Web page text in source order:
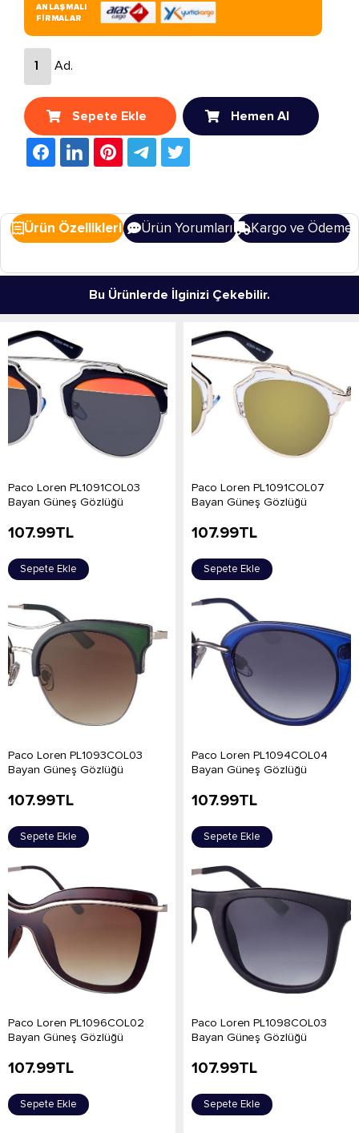
ANLAŞMALI
FİRMALAR
Ad.
Sepete Ekle Hemen Al
Ürün Özellikleri Ürün Yorumları Kargo ve Ödeme
Bu Ürünlerde İlginizi Çekebilir.
Paco Loren PL1091COL03
Bayan Güneş Gözlüğü
107.99TL
Sepete Ekle
Paco Loren PL1091COL07
Bayan Güneş Gözlüğü
107.99TL
Sepete Ekle
Paco Loren PL1093COL03
Bayan Güneş Gözlüğü
107.99TL
Sepete Ekle
Paco Loren PL1094COL04
Bayan Güneş Gözlüğü
107.99TL
Sepete Ekle
Paco Loren PL1096COL02
Bayan Güneş Gözlüğü
107.99TL
Sepete Ekle
Paco Loren PL1098COL03
Bayan Güneş Gözlüğü
107.99TL
Sepete Ekle